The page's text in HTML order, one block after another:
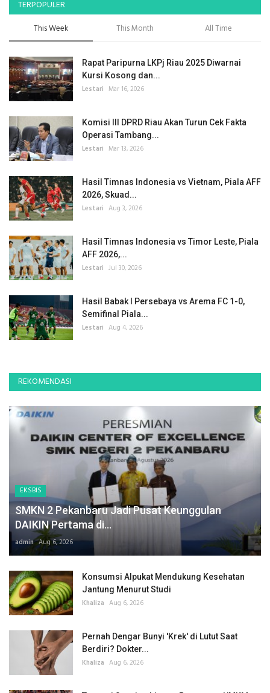
TERPOPULER
This Week This Month All Time
Rapat Paripurna LKPj Riau 2025 Diwarnai
Kursi Kosong dan...
Lestari Mar 16, 2026
Komisi III DPRD Riau Akan Turun Cek Fakta
Operasi Tambang...
Lestari Mar 13, 2026
Hasil Timnas Indonesia vs Vietnam, Piala AFF
2026, Skuad...
Lestari Aug 3, 2026
Hasil Timnas Indonesia vs Timor Leste, Piala
AFF 2026,...
Lestari Jul 30, 2026
Hasil Babak I Persebaya vs Arema FC 1-0,
Semifinal Piala...
Lestari Aug 4, 2026
REKOMENDASI
EKSBIS
SMKN 2 Pekanbaru Jadi Pusat Keunggulan
DAIKIN Pertama di...
admin Aug 6, 2026
Konsumsi Alpukat Mendukung Kesehatan
Jantung Menurut Studi
Khaliza Aug 6, 2026
Pernah Dengar Bunyi 'Krek' di Lutut Saat
Berdiri? Dokter...
Khaliza Aug 6, 2026